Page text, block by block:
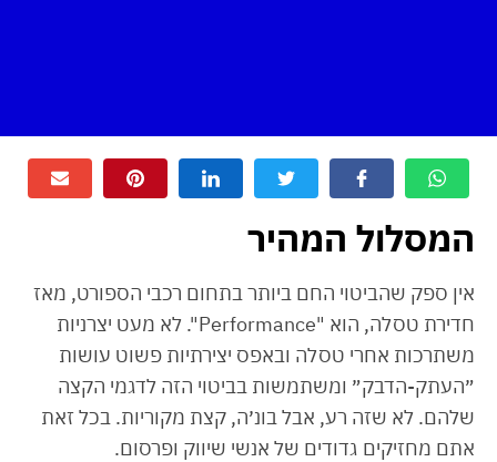
המסלול המהיר
אין ספק שהביטוי החם ביותר בתחום רכבי הספורט, מאז
חדירת טסלה, הוא "Performance". לא מעט יצרניות
משתרכות אחרי טסלה ובאפס יצירתיות פשוט עושות
״העתק-הדבק״ ומשתמשות בביטוי הזה לדגמי הקצה
שלהם. לא שזה רע, אבל בונ׳ה, קצת מקוריות. בכל זאת
אתם מחזיקים גדודים של אנשי שיווק ופרסום.